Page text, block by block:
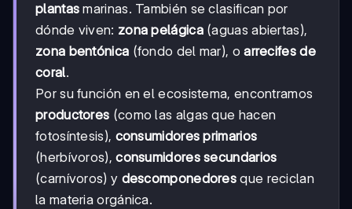
plantas marinas. También se clasifican por
dónde viven: zona pelágica(aguas abiertas),
zona bentónica (fondo del mar), oarrecifes de
coral.
Por su función en el ecosistema, encontramos
productores (como las algas que hacen
fotosíntesis), consumidores primarios
(herbívoros),consumidores secundarios
(carnívoros) y descomponedores que reciclan
la materia orgánica.